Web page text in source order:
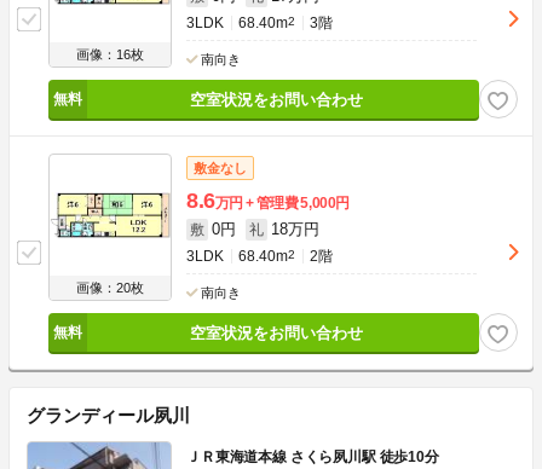
画像：16枚
3LDK 68.40m2 3階
南向き
空室状況をお問い合わせ
画像：20枚
敷金なし
8.6万円 管理費5,000円
敷 0円 礼 18万円
3LDK 68.40m2 2階
南向き
空室状況をお問い合わせ
グランディール夙川
ＪＲ東海道本線 さくら夙川駅 徒歩10分